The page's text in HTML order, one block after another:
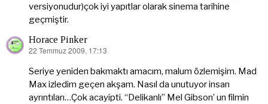
versiyonudur)çok iyi yapıtlar olarak sinema tarihine
geçmiştir.
Horace Pinker
dedi
22 Temmuz 2009, 17:13
Seriye yeniden bakmaktı amacım, malum özlemişim. Mad
Max izledim geçen akşam. Nasıl da unutuyor insan
ayrıntıları…Çok acayipti. “Delikanlı” Mel Gibson’ un filmin